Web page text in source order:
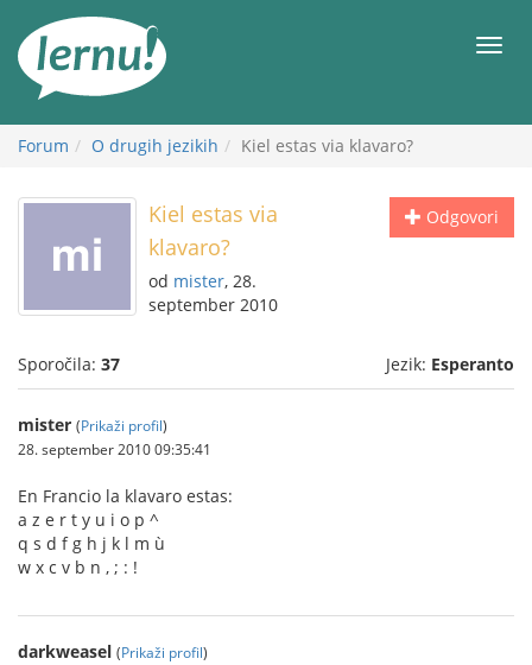
vsebini
Meni
Forum O drugih jezikih Kiel estas via klavaro?
Odgovori
Kiel estas via
klavaro?
od mister, 28.
september 2010
Sporočila: 37 Jezik: Esperanto
mister (Prikaži profil)
28. september 2010 09:35:41
En Francio la klavaro estas:
a z e r t y u i o p ^
q s d f g h j k l m ù
w x c v b n , ; : !
darkweasel (Prikaži profil)